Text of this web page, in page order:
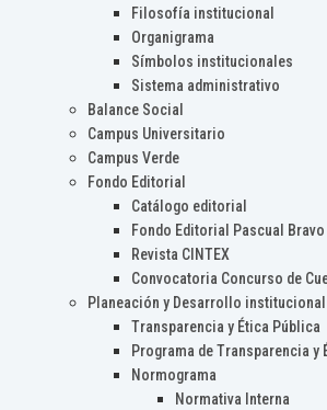
Filosofía institucional
Organigrama
Símbolos institucionales
Sistema administrativo
Balance Social
Campus Universitario
Campus Verde
Fondo Editorial
Catálogo editorial
Fondo Editorial Pascual Bravo
Revista CINTEX
Convocatoria Concurso de
Planeación y Desarrollo institucional
Transparencia y Ética Pública
Programa de Transparencia y
Normograma
Normativa Interna